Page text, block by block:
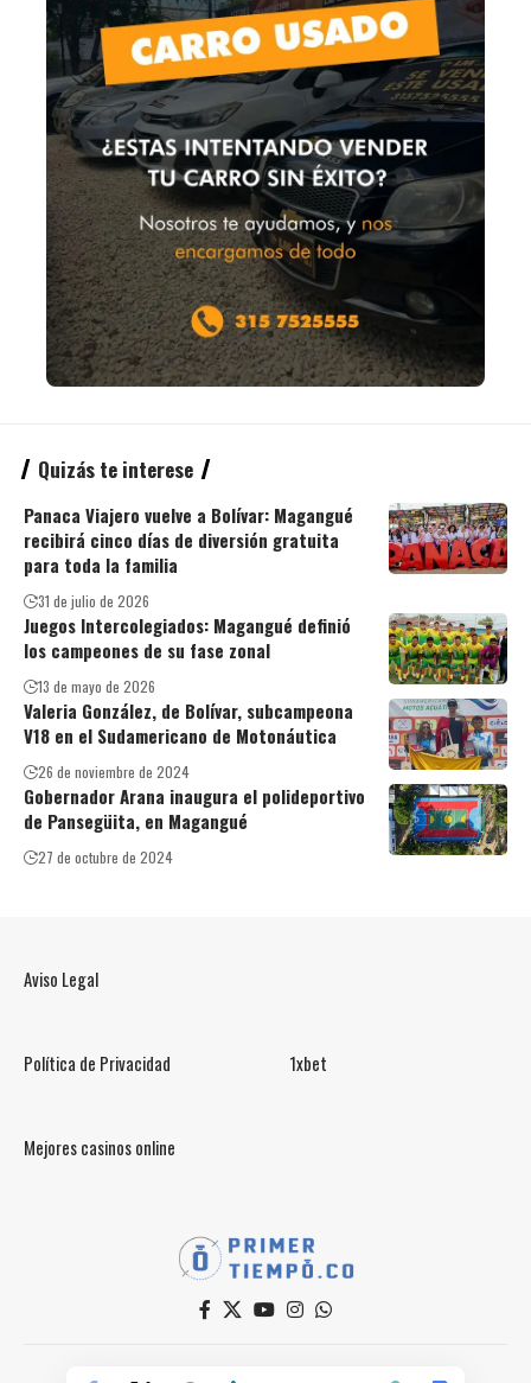
Quizás te interese
Panaca Viajero vuelve a Bolívar: Magangué
recibirá cinco días de diversión gratuita
para toda la familia
31 de julio de 2026
Juegos Intercolegiados: Magangué definió
los campeones de su fase zonal
13 de mayo de 2026
Valeria González, de Bolívar, subcampeona
V18 en el Sudamericano de Motonáutica
26 de noviembre de 2024
Gobernador Arana inaugura el polideportivo
de Pansegüita, en Magangué
27 de octubre de 2024
Aviso Legal
Política de Privacidad 1xbet
Mejores casinos online